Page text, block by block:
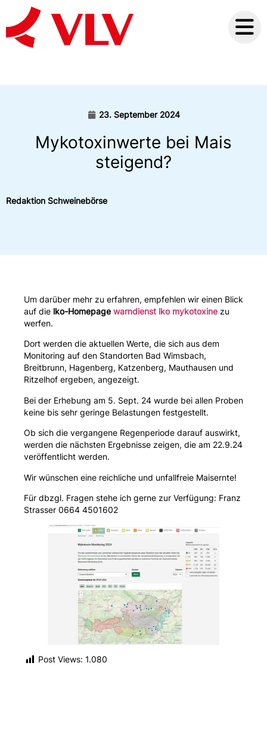
23. September 2024
Mykotoxinwerte bei Mais
steigend?
Redaktion Schweinebörse
Um darüber mehr zu erfahren, empfehlen wir einen Blick
auf die lko-Homepage warndienst lko mykotoxine zu
werfen.
Dort werden die aktuellen Werte, die sich aus dem
Monitoring auf den Standorten Bad Wimsbach,
Breitbrunn, Hagenberg, Katzenberg, Mauthausen und
Ritzelhof ergeben, angezeigt.
Bei der Erhebung am 5. Sept. 24 wurde bei allen Proben
keine bis sehr geringe Belastungen festgestellt.
Ob sich die vergangene Regenperiode darauf auswirkt,
werden die nächsten Ergebnisse zeigen, die am 22.9.24
veröffentlicht werden.
Wir wünschen eine reichliche und unfallfreie Maisernte!
Für dbzgl. Fragen stehe ich gerne zur Verfügung: Franz
Strasser 0664 4501602
Post Views: 1.080